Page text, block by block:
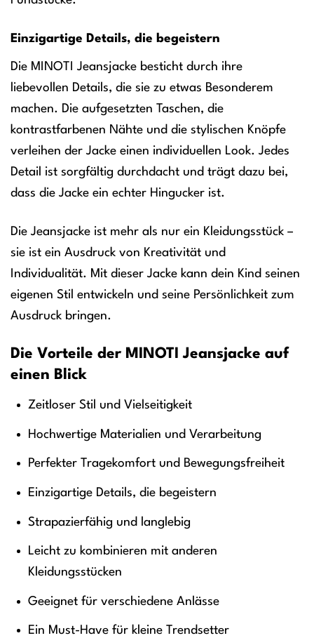
Einzigartige Details, die begeistern
Die MINOTI Jeansjacke besticht durch ihre
liebevollen Details, die sie zu etwas Besonderem
machen. Die aufgesetzten Taschen, die
kontrastfarbenen Nähte und die stylischen Knöpfe
verleihen der Jacke einen individuellen Look. Jedes
Detail ist sorgfältig durchdacht und trägt dazu bei,
dass die Jacke ein echter Hingucker ist.
Die Jeansjacke ist mehr als nur ein Kleidungsstück –
sie ist ein Ausdruck von Kreativität und
Individualität. Mit dieser Jacke kann dein Kind seinen
eigenen Stil entwickeln und seine Persönlichkeit zum
Ausdruck bringen.
Die Vorteile der MINOTI Jeansjacke auf
einen Blick
Zeitloser Stil und Vielseitigkeit
Hochwertige Materialien und Verarbeitung
Perfekter Tragekomfort und Bewegungsfreiheit
Einzigartige Details, die begeistern
Strapazierfähig und langlebig
Leicht zu kombinieren mit anderen
Kleidungsstücken
Geeignet für verschiedene Anlässe
Ein Must-Have für kleine Trendsetter